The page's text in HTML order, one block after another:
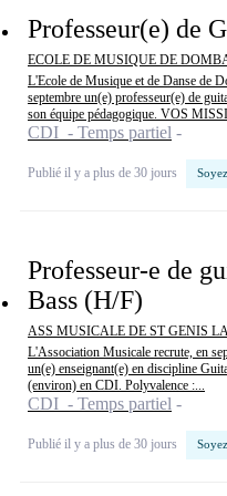
Professeur(e) de
ECOLE DE MUSIQUE DE
L'Ecole de Musique et de Danse de
septembre un(e) professeur(e) de
son équipe pédagogique. VOS
CDI - Temps partiel
Publié il y a plus de 30 jours
Professeur-e de
Bass (H/F)
ASS MUSICALE DE ST GENIS
L'Association Musicale recrute, en
un(e) enseignant(e) en discipline
(environ) en CDI. Polyvalence :...
CDI - Temps partiel
Publié il y a plus de 30 jours